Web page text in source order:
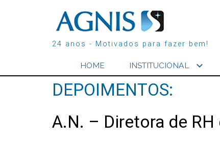
24 anos - Motivados para fazer bem!
HOME INSTITUCIONAL expand_more
DEPOIMENTOS:
A.N. – Diretora de